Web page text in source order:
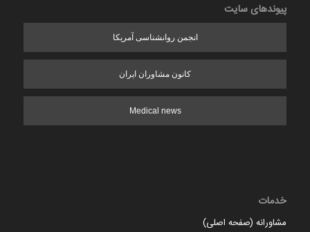
پیوندهای سایت
انجمن روانشناسی آمریکا
کانون مشاوران ایران
Medical news
خدمات
مشاورانه (صفحه اصلی)